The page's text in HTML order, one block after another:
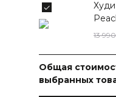
13 990
Общая
выбранных